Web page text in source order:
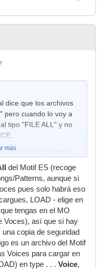
dice que los archivos
pero cuando lo voy a
tipo "FILE ALL" y no
se lo agradecería
más
del Motif ES (recoge
Patterns, aunque si
pues solo habrá eso
LOAD - elige en
tengas en el MO
Voces), así que si hay
copia de seguridad
es un archivo del Motif
Voices para cargar en
en type . . . Voice,